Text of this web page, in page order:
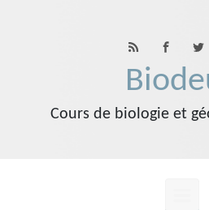
Cours de biologie et